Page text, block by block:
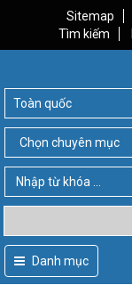
Sitemap
Tìm kiếm
Danh mục